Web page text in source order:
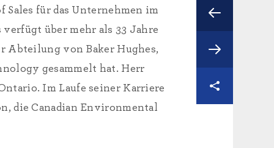
Sales für das Unternehmen im
über mehr als 33 Jahre
Abteilung von Baker Hughes,
gesammelt hat. Herr
Im Laufe seiner Karriere
die Canadian Environmental